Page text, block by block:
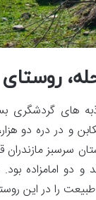
های گردشگری
و در دره دو
سرسبز
امامزاده
طبیعت را در این